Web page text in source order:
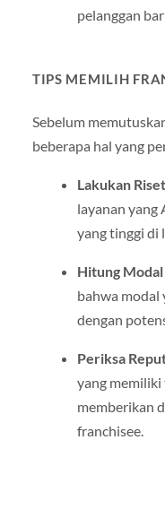
pelanggan
TIPS MEMILIH
Sebelum
beberapa hal yang
Lakukan
layanan yang
yang tinggi di
Hitung
bahwa modal
dengan
Periksa
yang memiliki
memberikan
franchisee.